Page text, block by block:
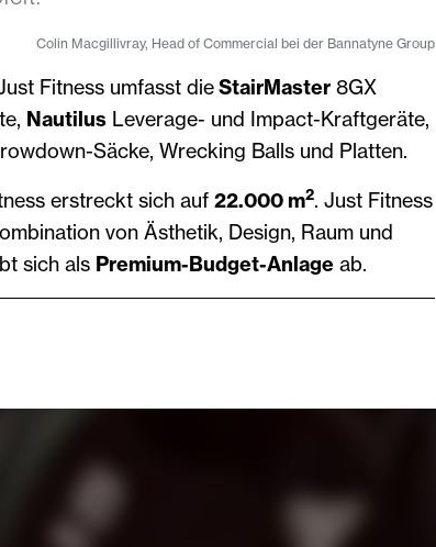
Colin Macgillivray, Head of Commercial bei der Bannatyne Group
Fitness umfasst dieStairMaster8GX
NautilusLeverage- und Impact-Kraftgeräte,
Säcke, Wrecking Balls und Platten.
erstreckt sich auf 22.000 m2. Just Fitness
von Ästhetik, Design, Raum und
sich als Premium-Budget-Anlageab.